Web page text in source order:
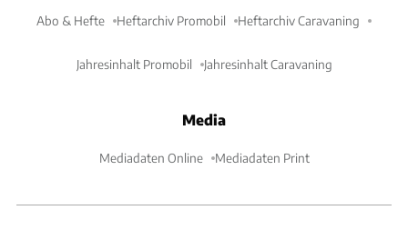
Abo & Hefte Heftarchiv Promobil Heftarchiv Caravaning
Jahresinhalt Promobil Jahresinhalt Caravaning
Media
Mediadaten Online Mediadaten Print